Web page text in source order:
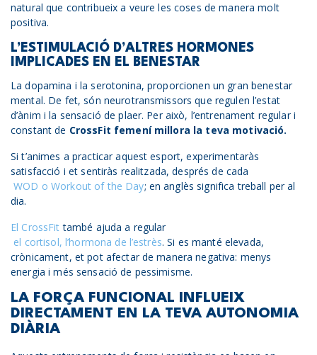
natural que contribueix a veure les coses de manera molt
positiva.
L’ESTIMULACIÓ D’ALTRES HORMONES
IMPLICADES EN EL BENESTAR
La dopamina i la serotonina, proporcionen un gran benestar
mental. De fet, són neurotransmissors que regulen l’estat
d’ànim i la sensació de plaer. Per això, l’entrenament regular i
constant de CrossFit femení millora la teva motivació.
Si t’animes a practicar aquest esport, experimentaràs
satisfacció i et sentiràs realitzada, després de cada
WOD o Workout of the Day; en anglès significa treball per al
dia.
El CrossFit també ajuda a regular
el cortisol, l’hormona de l’estrès. Si es manté elevada,
crònicament, et pot afectar de manera negativa: menys
energia i més sensació de pessimisme.
LA FORÇA FUNCIONAL INFLUEIX
DIRECTAMENT EN LA TEVA AUTONOMIA
DIÀRIA